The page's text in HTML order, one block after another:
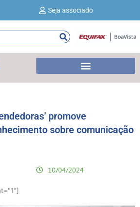
Seja associado
promove
sobre comunicação
10/04/2024